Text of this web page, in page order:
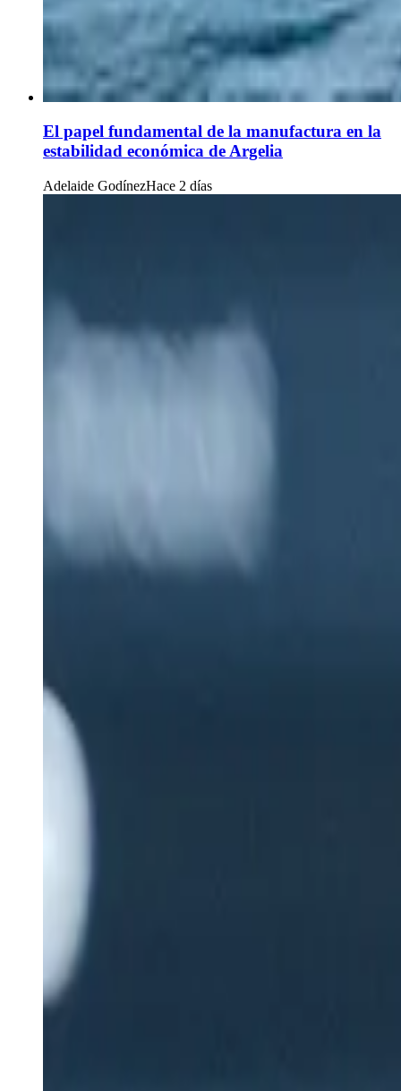
El papel fundamental de la manufactura en la
estabilidad económica de Argelia
Adelaide GodínezHace 2 días